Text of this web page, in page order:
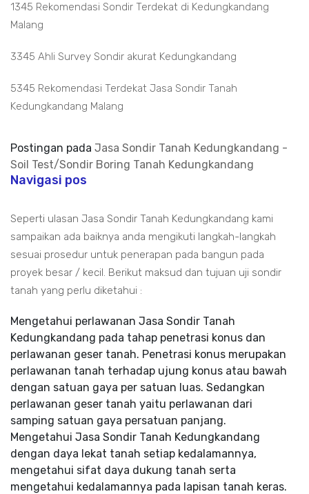
1345 Rekomendasi Sondir Terdekat di Kedungkandang
Malang
3345 Ahli Survey Sondir akurat Kedungkandang
5345 Rekomendasi Terdekat Jasa Sondir Tanah
Kedungkandang Malang
Postingan pada Jasa Sondir Tanah Kedungkandang -
Soil Test/Sondir Boring Tanah Kedungkandang
Navigasi pos
Seperti ulasan Jasa Sondir Tanah Kedungkandang kami
sampaikan ada baiknya anda mengikuti langkah-langkah
sesuai prosedur untuk penerapan pada bangun pada
proyek besar / kecil. Berikut maksud dan tujuan uji sondir
tanah yang perlu diketahui :
Mengetahui perlawanan Jasa Sondir Tanah
Kedungkandang pada tahap penetrasi konus dan
perlawanan geser tanah. Penetrasi konus merupakan
perlawanan tanah terhadap ujung konus atau bawah
dengan satuan gaya per satuan luas. Sedangkan
perlawanan geser tanah yaitu perlawanan dari
samping satuan gaya persatuan panjang.
Mengetahui Jasa Sondir Tanah Kedungkandang
dengan daya lekat tanah setiap kedalamannya,
mengetahui sifat daya dukung tanah serta
mengetahui kedalamannya pada lapisan tanah keras.